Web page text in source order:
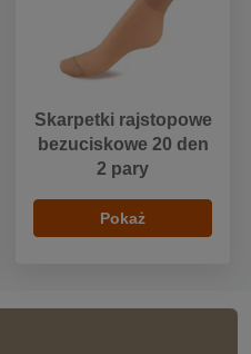
Skarpetki rajstopowe
bezuciskowe 20 den
2 pary
Pokaż